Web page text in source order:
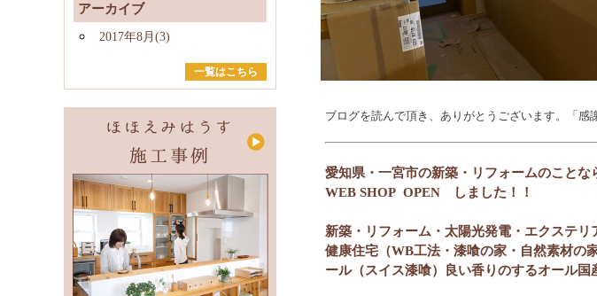
ブログを読んで頂き、ありがとうございます。「感
愛知県・一宮市の新築・リフォームのこと
WEB SHOP OPEN しました！！
新築・リフォーム・太陽光発電・エクステリ
健康住宅（WB工法・ 漆喰の家・自然素材の
ール（スイス漆喰）良い香りのするオール
アーカイブ
2017年8月(3)
一覧はこちら